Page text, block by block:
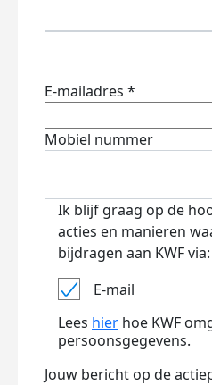
E-mailadres *
Mobiel nummer
Ik blijf graag op de
acties en manieren
bijdragen aan KWF via:
E-mail
Lees hier hoe KWF
persoonsgegevens.
Jouw bericht op de